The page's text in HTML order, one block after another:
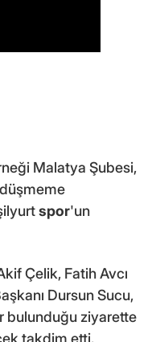
Malatya Şubesi,
spor'un
Çelik, Fatih Avcı
Dursun Sucu,
bulunduğu ziyarette
takdim etti.